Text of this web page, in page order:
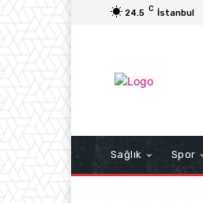
24.5 C İstanbul
Sağlık Spor